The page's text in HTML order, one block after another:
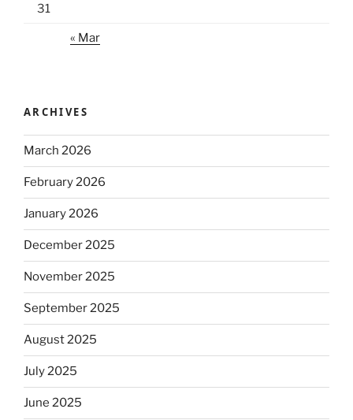
31
« Mar
ARCHIVES
March 2026
February 2026
January 2026
December 2025
November 2025
September 2025
August 2025
July 2025
June 2025